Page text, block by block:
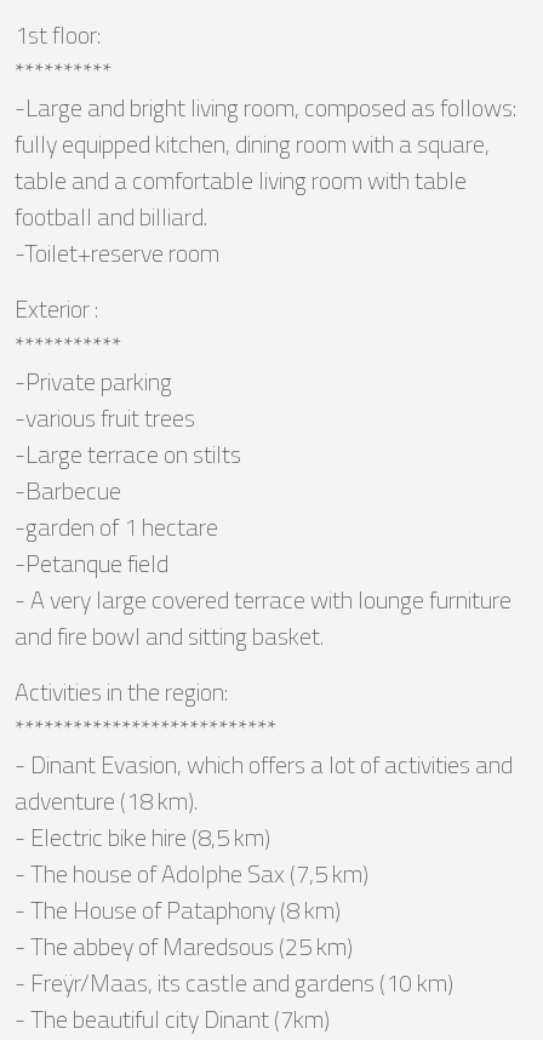
1st floor:
**********
-Large and bright living room, composed as follows:
fully equipped kitchen, dining room with a square,
table and a comfortable living room with table
football and billiard.
-Toilet+reserve room
Exterior :
***********
-Private parking
-various fruit trees
-Large terrace on stilts
-Barbecue
-garden of 1 hectare
-Petanque field
- A very large covered terrace with lounge furniture
and fire bowl and sitting basket.
Activities in the region:
***************************
- Dinant Evasion, which offers a lot of activities and
adventure (18 km).
- Electric bike hire (8,5 km)
- The house of Adolphe Sax (7,5 km)
- The House of Pataphony (8 km)
- The abbey of Maredsous (25 km)
- Freÿr/Maas, its castle and gardens (10 km)
- The beautiful city Dinant (7km)